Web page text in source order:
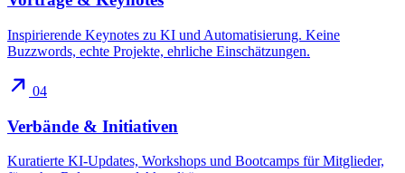
Inspirierende Keynotes zu KI und Automatisierung. Keine
Buzzwords, echte Projekte, ehrliche Einschätzungen.
04
Verbände & Initiativen
Kuratierte KI-Updates, Workshops und Bootcamps für Mitglieder,